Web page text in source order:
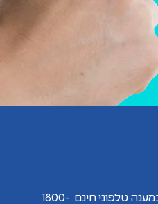
מוקד בירורים/תשלומים במענה טלפוני חינם. 1800-